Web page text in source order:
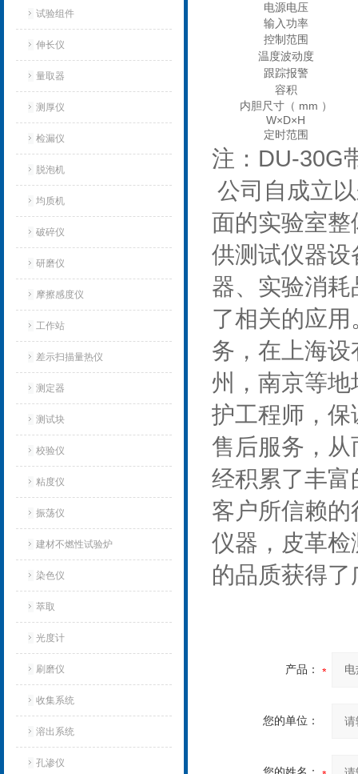
试验组件
伸长仪
量取器
测厚仪
检漏仪
脱泡机
均质机
破碎仪
研磨仪
摩擦感度仪
工作站
差示扫描量热仪
测定器
测试块
校验仪
粘度仪
振荡仪
建材不燃性试验炉
染色仪
萃取
光度计
刷磨仪
收集系统
溶出系统
孔渗仪
电源电压
输入功率
控制范围
温度波动度
跟踪报警
容积
内胆尺寸（ mm ）
W×D×H
定时范围
注：DU-30G
公司自成立
面的实验室
供测试仪器
器、实验消
了相关的应
务，在上海
州，南京等
护工程师，
售后服务，
经积累了丰
客户所信赖
仪器，皮革
的品质获得
产品：
您的单位：